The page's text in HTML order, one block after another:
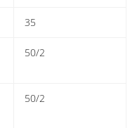
35
50/2
50/2